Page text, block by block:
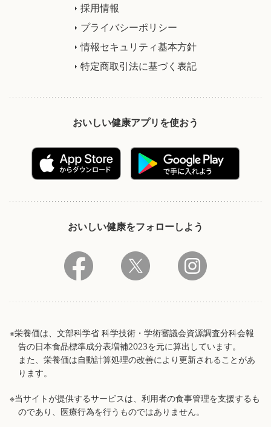
採用情報
プライバシーポリシー
情報セキュリティ基本方針
特定商取引法に基づく表記
おいしい健康アプリを使おう
おいしい健康をフォローしよう
※栄養価は、文部科学省 科学技術・学術審議会資源調査分科会報
告の日本食品標準成分表増補2023を元に算出しています。
また、栄養価は自動計算処理の改善により更新されることがあ
ります。
※当サイトが提供するサービスは、利用者の食事管理を支援するも
のであり、医療行為を行うものではありません。